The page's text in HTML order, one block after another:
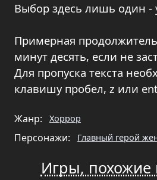
Выбор здесь лишь один -
Примерная
минут десять, если не
Для пропуска текста
клавишу пробел, z или
Жанр: Хоррор
Персонажи: Главный герой
Игры, похожие